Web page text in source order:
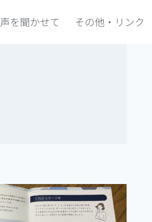
声を聞かせて その他・リンク